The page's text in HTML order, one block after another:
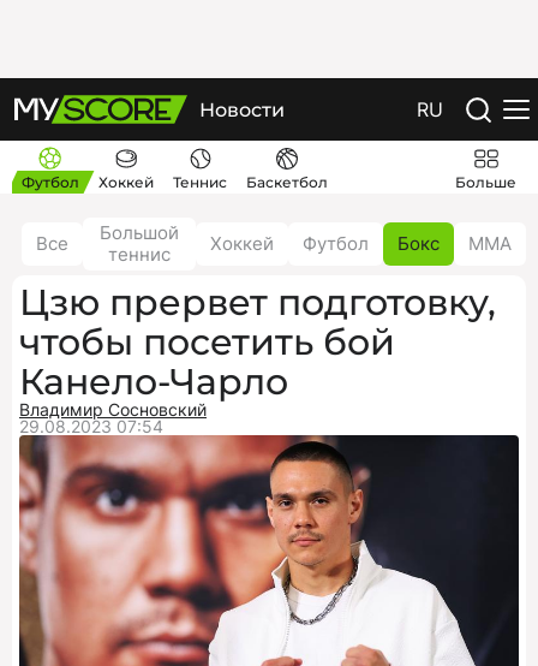
Новости RU
Футбол Хоккей Теннис Баскетбол Больше
Все
Большой
теннис
Хоккей Футбол Бокс ММА
Цзю прервет подготовку,
чтобы посетить бой
Канело-Чарло
Владимир Сосновский
29.08.2023 07:54